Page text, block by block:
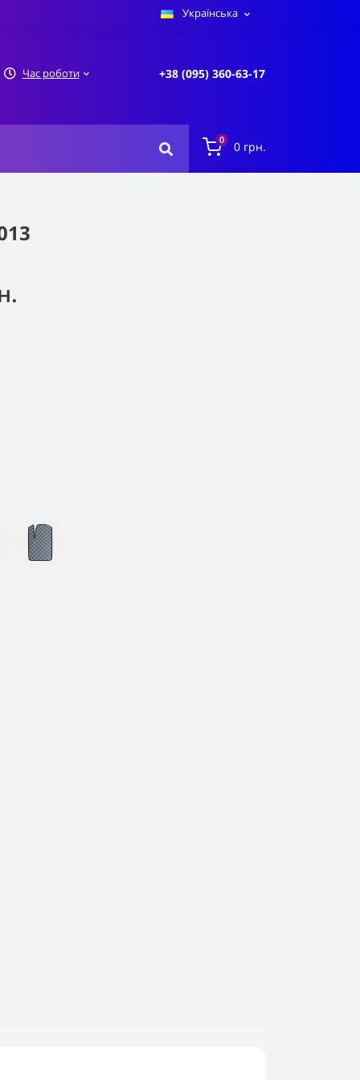
Українська
Час роботи +38 (095) 360-63-17
0 0 грн.